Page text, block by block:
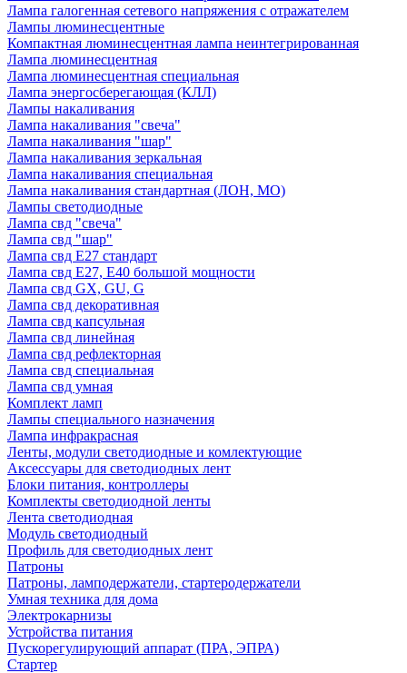
Лампа галогенная сетевого напряжения с отражателем
Лампы люминесцентные
Компактная люминесцентная лампа неинтегрированная
Лампа люминесцентная
Лампа люминесцентная специальная
Лампа энергосберегающая (КЛЛ)
Лампы накаливания
Лампа накаливания "свеча"
Лампа накаливания "шар"
Лампа накаливания зеркальная
Лампа накаливания специальная
Лампа накаливания стандартная (ЛОН, МО)
Лампы светодиодные
Лампа свд "свеча"
Лампа свд "шар"
Лампа свд E27 стандарт
Лампа свд E27, Е40 большой мощности
Лампа свд GX, GU, G
Лампа свд декоративная
Лампа свд капсульная
Лампа свд линейная
Лампа свд рефлекторная
Лампа свд специальная
Лампа свд умная
Комплект ламп
Лампы специального назначения
Лампа инфракрасная
Ленты, модули светодиодные и комлектующие
Аксессуары для светодиодных лент
Блоки питания, контроллеры
Комплекты светодиодной ленты
Лента светодиодная
Модуль светодиодный
Профиль для светодиодных лент
Патроны
Патроны, ламподержатели, стартеродержатели
Умная техника для дома
Электрокарнизы
Устройства питания
Пускорегулирующий аппарат (ПРА, ЭПРА)
Стартер